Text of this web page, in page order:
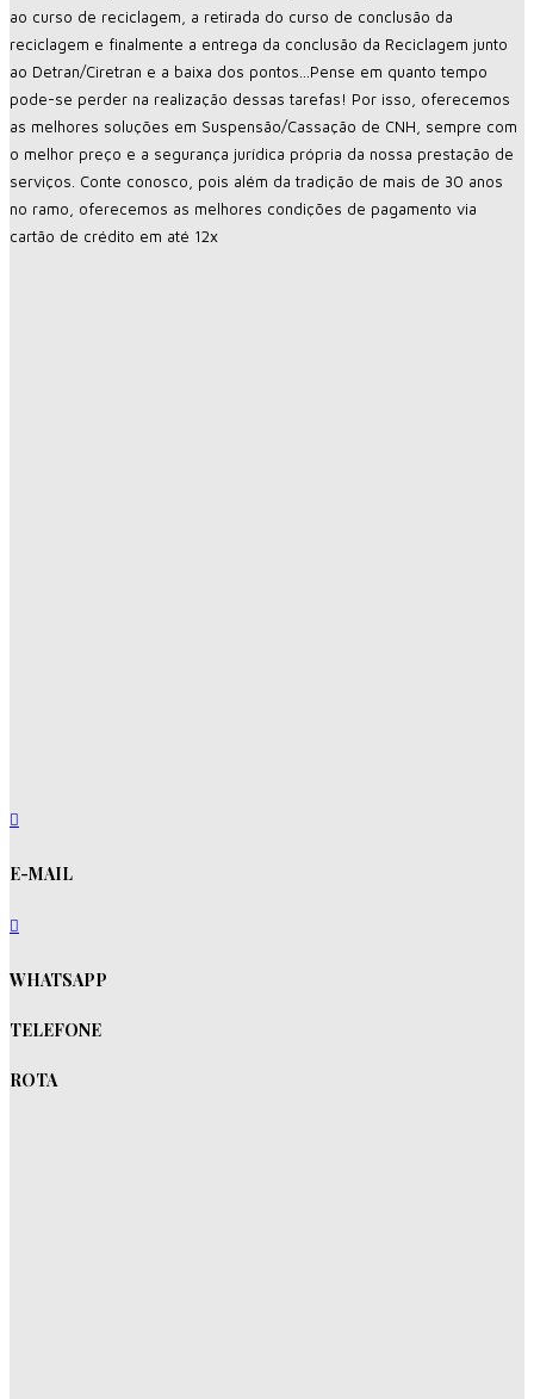
ao curso de reciclagem, a retirada do curso de conclusão da
reciclagem e finalmente a entrega da conclusão da Reciclagem junto
ao Detran/Ciretran e a baixa dos pontos…Pense em quanto tempo
pode-se perder na realização dessas tarefas! Por isso, oferecemos
as melhores soluções em Suspensão/Cassação de CNH, sempre com
o melhor preço e a segurança jurídica própria da nossa prestação de
serviços. Conte conosco, pois além da tradição de mais de 30 anos
no ramo, oferecemos as melhores condições de pagamento via
cartão de crédito em até 12x
E-MAIL
WHATSAPP
TELEFONE
ROTA